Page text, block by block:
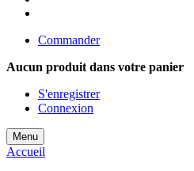
Commander
Aucun produit dans votre panier
S'enregistrer
Connexion
Menu
Accueil